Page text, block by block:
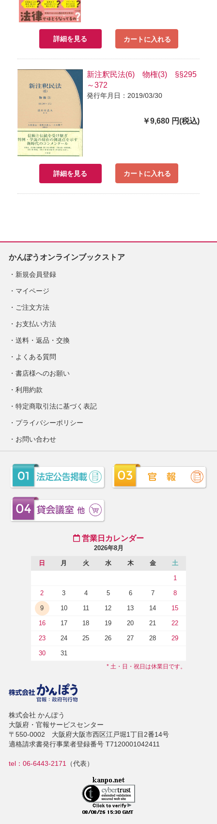
詳細を見る カートに入れる
新注釈民法(6) 物権(3) §§295
～372
発行年月日：2019/03/30
￥9,680 円(税込)
詳細を見る カートに入れる
かんぽうオンラインブックストア
新規会員登録
マイページ
ご注文方法
お支払い方法
送料・返品・交換
よくある質問
書店様へのお願い
利用約款
特定商取引法に基づく表記
プライバシーポリシー
お問い合わせ
営業日カレンダー
2026年8月
日 月 火 水 木 金 土
1
2 3 4 5 6 7 8
9 10 11 12 13 14 15
16 17 18 19 20 21 22
23 24 25 26 27 28 29
30 31
* 土・日・祝日は休業日です。
株式会社 かんぽう
大阪府・官報サービスセンター
〒550-0002 大阪府大阪市西区江戸堀1丁目2番14号
適格請求書発行事業者登録番号 T7120001042411
tel：06-6443-2171 （代表）